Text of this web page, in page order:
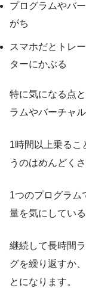
プログラムやバ
がち
スマホだとトレ
ターにかぶる
特に気になる点
ラムやバーチャ
1時間以上乗るこ
うのはめんどくさ
1つのプログラム
量を気にしてい
継続して長時間
グを繰り返すか
とになります。